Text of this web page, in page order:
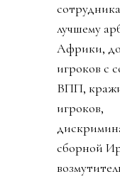
лучшему
Африки,
игроков с
ВПП,
игроков,
сборной